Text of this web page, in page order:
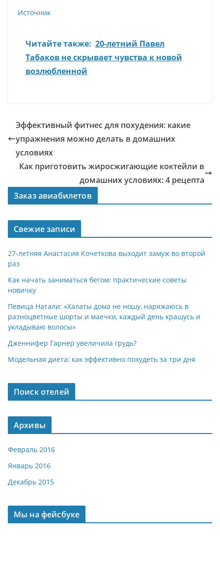
Источник
Читайте также: 20-летний Павел
Табаков не скрывает чувства к новой
возлюбленной
Эффективный фитнес для похудения: какие
упражнения можно делать в домашних
условиях
Как приготовить жиросжигающие коктейли в
домашних условиях: 4 рецепта
Заказ авиабилетов
Свежие записи
27-летняя Анастасия Кочеткова выходит замуж во второй
раз
Как начать заниматься бегом: практические советы
новичку
Певица Натали: «Халаты дома не ношу, наряжаюсь в
разноцветные шорты и маечки, каждый день крашусь и
укладываю волосы»
Дженнифер Гарнер увеличила грудь?
Модельная диета: как эффективно похудеть за три дня
Поиск отелей
Архивы
Февраль 2016
Январь 2016
Декабрь 2015
Мы на фейсбуке